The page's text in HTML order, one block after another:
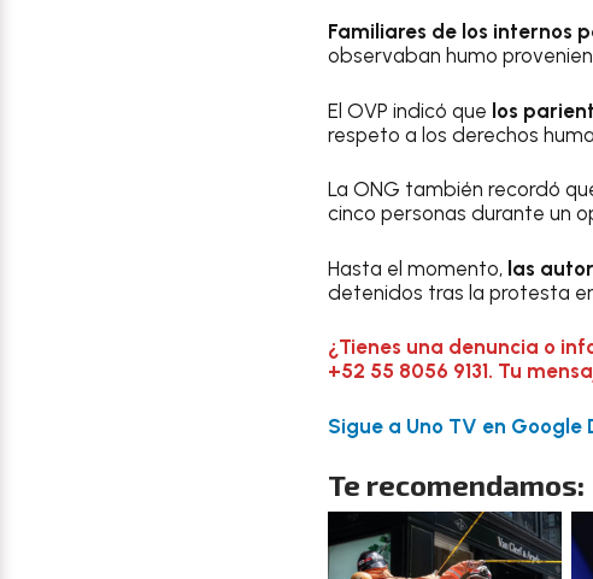
Familiares de los internos
observaban humo
El OVP indicó que los
respeto a los derechos
La ONG también recordó
cinco personas durante un
Hasta el momento, las
detenidos tras la protesta
¿Tienes una denuncia o
+52 55 8056 9131. Tu
Sigue a Uno TV en
Te recomendamos: